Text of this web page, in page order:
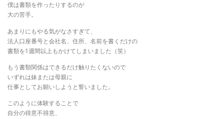
僕は書類を作ったりするのが
大の苦手。
あまりにもやる気がなさすぎて、
法人口座番号と会社名、住所、名前を書くだけの
書類を1週間以上もかけてしまいました（笑）
もう書類関係はできるだけ触りたくないので
いずれは妹または母親に
仕事としてお願いしようと誓いました。
このように体験することで
自分の得意不得意、